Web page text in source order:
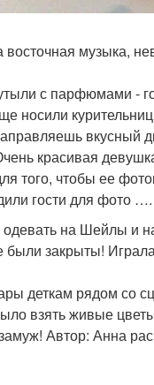
музыка,
с парфюмами -
носили
вкусный
красивая
того, чтобы ее
гости для фото ….
на Шейлы и
были закрыты!
деткам рядом со
взять живые
Автор: Анна